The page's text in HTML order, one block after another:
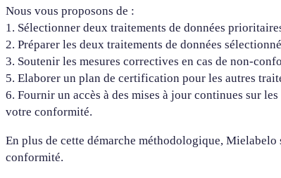
Nous vous proposons de :
1. Sélectionner deux traitements de données
2. Préparer les deux traitements de données
3. Soutenir les mesures correctives en cas de non-
5. Elaborer un plan de certification pour les autres
6. Fournir un accès à des mises à jour continues sur
votre conformité.
En plus de cette démarche méthodologique,
conformité.